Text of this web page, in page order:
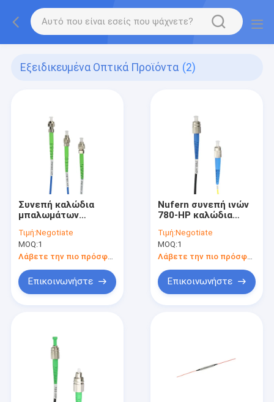
Εξειδικευμένα Οπτικά Προϊόντα (2)
Συνεπή καλώδια
μπαλωμάτων
πόλωση-διατήρησης
FC/APC τύπων ινών
pm780-HP Nufern
Τιμή:Negotiate
MOQ:1
Λάβετε την πιο πρόσφατη τιμή
Επικοινωνήστε
Nufern συνεπή ινών
780-HP καλώδια
οπτικών ινών
τρόπου FC/PC
τύπων ενιαία
Τιμή:Negotiate
MOQ:1
Επικοινωνήστε